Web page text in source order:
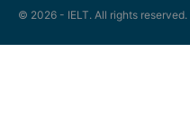
© 2026 - IELT. All rights reserved.